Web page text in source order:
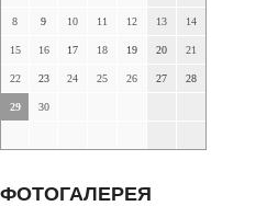
8 9 10 11 12 13 14
15 16 17 18 19 20 21
22 23 24 25 26 27 28
29 30
ФОТОГАЛЕРЕЯ